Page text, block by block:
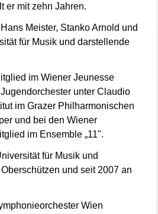
er mit zehn Jahren.
Meister, Stanko Arnold und
für Musik und darstellende
im Wiener Jeunesse
unter Claudio
im Grazer Philharmonischen
und bei den Wiener
im Ensemble „11".
für Musik und
und seit 2007 an
Wien